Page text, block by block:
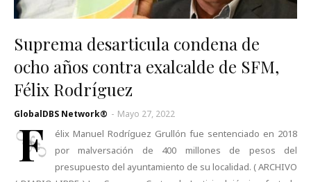
Suprema desarticula condena de
ocho años contra exalcalde de SFM,
Félix Rodríguez
GlobalDBS Network® - Mayo 27, 2022
F
élix Manuel Rodríguez Grullón fue sentenciado en 2018
por malversación de 400 millones de pesos del
presupuesto del ayuntamiento de su localidad. ( ARCHIVO